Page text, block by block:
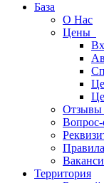
База
О Нас
Цены
Отзывы
Вопрос-
Территория